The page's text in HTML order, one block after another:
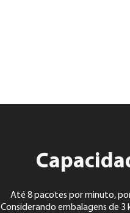
Até 8 pacotes por minuto,
Considerando embalagens de 3